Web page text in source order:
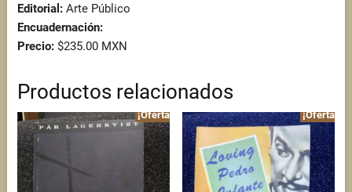
Editorial:Arte Público
Encuadernación:
Precio:$235.00 MXN
Productos relacionados
¡Oferta! ¡Oferta!